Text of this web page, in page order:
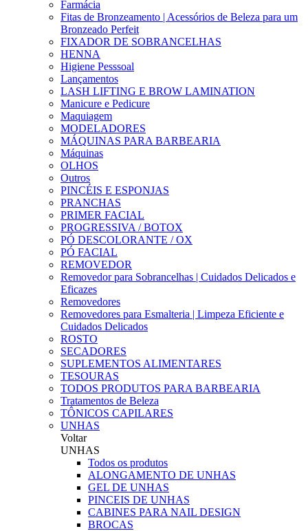
Farmácia
Fitas de Bronzeamento | Acessórios de Beleza para um
Bronzeado Perfeit
FIXADOR DE SOBRANCELHAS
HENNA
Higiene Pesssoal
Lançamentos
LASH LIFTING E BROW LAMINATION
Manicure e Pedicure
Maquiagem
MODELADORES
MÁQUINAS PARA BARBEARIA
Máquinas
OLHOS
Outros
PINCÉIS E ESPONJAS
PRANCHAS
PRIMER FACIAL
PROGRESSIVA / BOTOX
PÓ DESCOLORANTE / OX
PÓ FACIAL
REMOVEDOR
Removedor para Sobrancelhas | Cuidados Delicados e
Eficazes
Removedores
Removedores para Esmalteria | Limpeza Eficiente e
Cuidados Delicados
ROSTO
SECADORES
SUPLEMENTOS ALIMENTARES
TESOURAS
TODOS PRODUTOS PARA BARBEARIA
Tratamentos de Beleza
TÔNICOS CAPILARES
UNHAS
Voltar
UNHAS
Todos os produtos
ALONGAMENTO DE UNHAS
GEL DE UNHAS
PINCEIS DE UNHAS
CABINES PARA NAIL DESIGN
BROCAS